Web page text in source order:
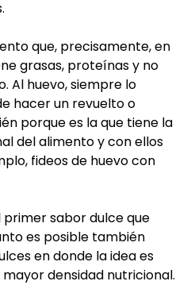
que, precisamente, en
grasas, proteínas y no
Al huevo, siempre lo
hacer un revuelto o
porque es la que tiene la
del alimento y con ellos
fideos de huevo con
primer sabor dulce que
es posible también
en donde la idea es
densidad nutricional.